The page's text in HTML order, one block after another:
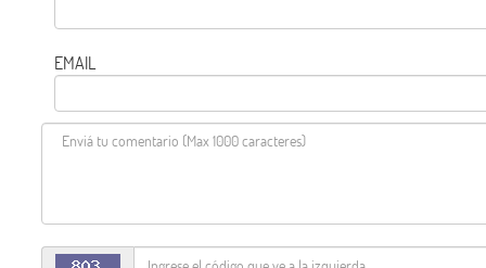
EMAIL